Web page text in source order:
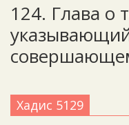
124. Глава о
Хадис 5129